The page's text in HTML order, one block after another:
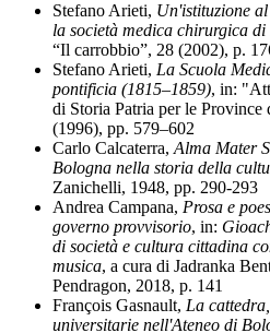
Stefano Arieti, Un'istituzione
la società medica chirurgica
“Il carrobbio”, 28 (2002), p.
Stefano Arieti, La Scuola
pontificia (1815–1859), in:
di Storia Patria per le
(1996), pp. 579–602
Carlo Calcaterra, Alma Mater
Bologna nella storia della
Zanichelli, 1948, pp. 290-293
Andrea Campana, Prosa e
governo provvisorio, in:
di società e cultura cittadina
musica, a cura di Jadranka
Pendragon, 2018, p. 141
François Gasnault, La
universitarie nell'Ateneo di